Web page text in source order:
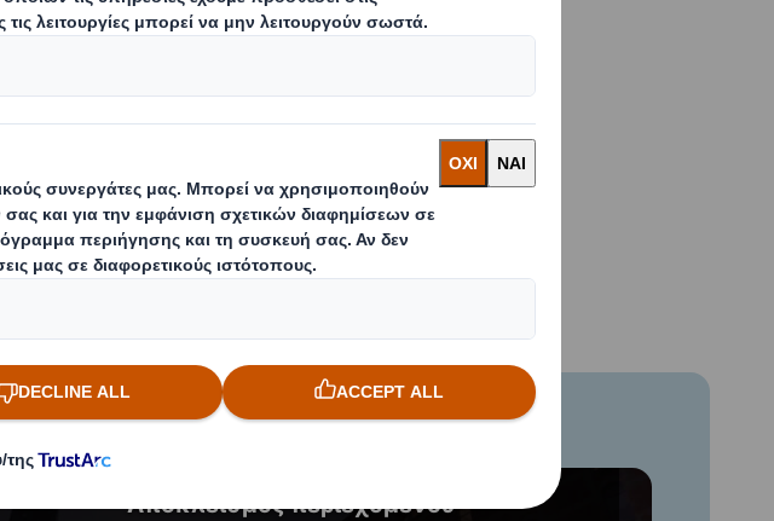
στη συσκευασία με
ίνες είναι η
και αναζητούν πλέον
Αποκλεισμός περιεχομένου